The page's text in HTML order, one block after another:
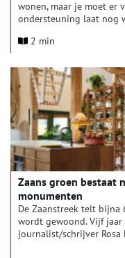
wonen, maar je moet er
ondersteuning laat nog
2 min
Zaans groen bestaat
monumenten
De Zaanstreek telt
wordt gewoond. Vijf
journalist/schrijver Rosa